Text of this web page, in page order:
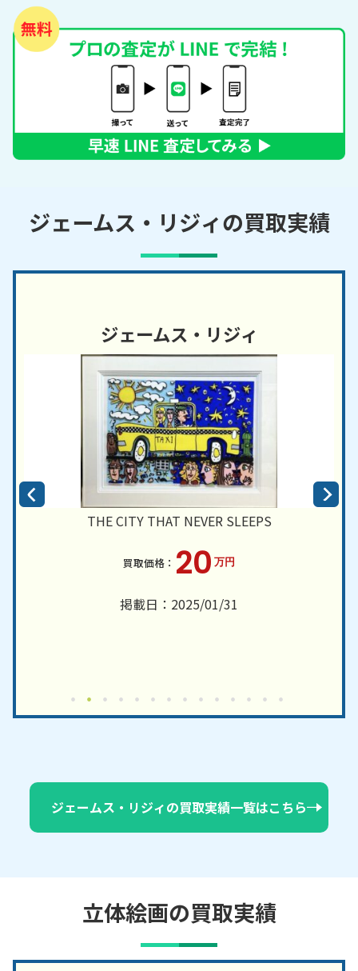
ジェームス・リジィの買取実績
ジェームス・リジィ
THE CITY THAT NEVER SLEEPS
20 万円
掲載日：2025/01/31
ジェームス・リジィの買取実績一覧はこちら
立体絵画の買取実績